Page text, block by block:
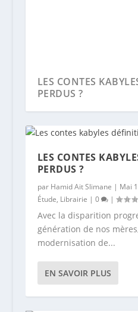
LES CONTES
PERDUS ?
DES MOTS
LA TOUCHE (...
ROMAN KABYLE : TI...
FICTION CÔTOIE ...
: DIALOGU...
LES CONTES
PERDUS ?
par Hamid Ait Slimane | Mai
Étude, Librairie | 0 |
Avec la disparition
génération de nos
modernisation de...
EN SAVOIR PLUS